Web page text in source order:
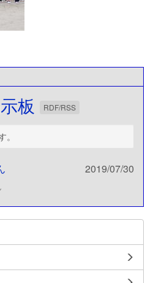
板 RDF/RSS
2019/07/30